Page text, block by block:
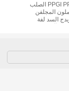
PPGI PPGL الصلب
المجلفن
السد لفة